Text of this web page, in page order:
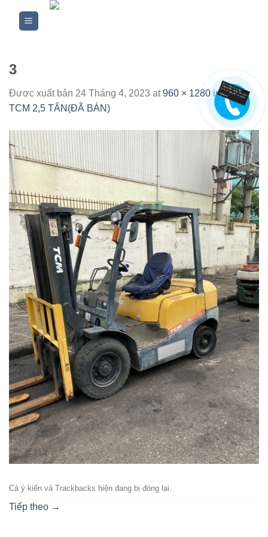
3
Được xuất bản 24 Tháng 4, 2023 at960 × 1280 inXE
TCM 2,5 TẤN(ĐÃ BÁN)
Cả ý kiến ​​và Trackbacks hiện đang bị đóng lại.
Tiếp theo →